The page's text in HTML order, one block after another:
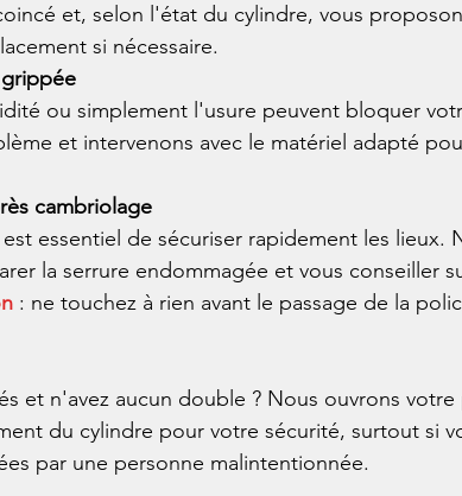
et, selon l'état du cylindre, vous
si nécessaire.
ou simplement l'usure peuvent bloquer
et intervenons avec le matériel adapté
cambriolage
essentiel de sécuriser rapidement les lieux.
la serrure endommagée et vous conseiller
: ne touchez à rien avant le passage de la
et n'avez aucun double ? Nous ouvrons
du cylindre pour votre sécurité, surtout si
par une personne malintentionnée.